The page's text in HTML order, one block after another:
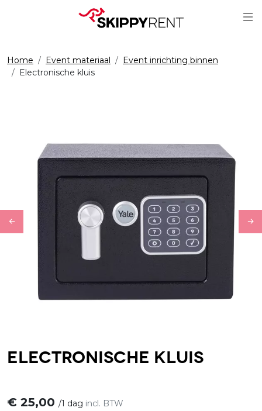
Home Event materiaal
Event inrichting binnen
Electronische kluis
Previous
Electronische kluis
€ 25,00 /1 dag incl. BTW